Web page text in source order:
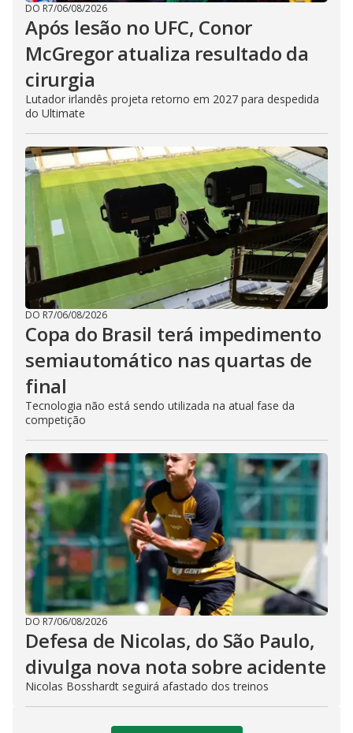
DO R7/06/08/2026
Após lesão no UFC, Conor
McGregor atualiza resultado da
cirurgia
Lutador irlandês projeta retorno em 2027 para despedida
do Ultimate
DO R7/06/08/2026
Copa do Brasil terá impedimento
semiautomático nas quartas de
final
Tecnologia não está sendo utilizada na atual fase da
competição
DO R7/06/08/2026
Defesa de Nicolas, do São Paulo,
divulga nova nota sobre acidente
Nicolas Bosshardt seguirá afastado dos treinos